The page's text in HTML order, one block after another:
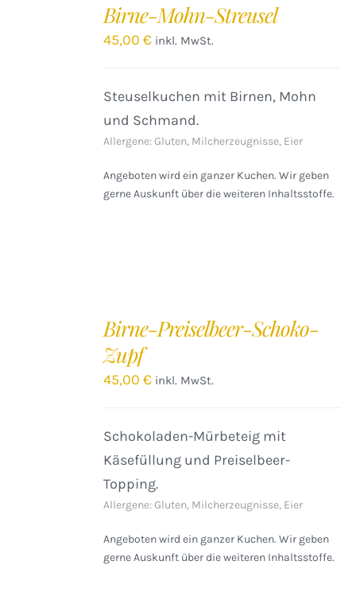
Birne-Mohn-Streusel
45,00€ inkl. MwSt.
Steuselkuchen mit Birnen, Mohn
und Schmand.
Allergene: Gluten, Milcherzeugnisse, Eier
Angeboten wird ein ganzer Kuchen. Wir geben
gerne Auskunft über die weiteren Inhaltsstoffe.
Birne-Preiselbeer-Schoko-
Zupf
45,00€ inkl. MwSt.
Schokoladen-Mürbeteig mit
Käsefüllung und Preiselbeer-
Topping.
Allergene: Gluten, Milcherzeugnisse, Eier
Angeboten wird ein ganzer Kuchen. Wir geben
gerne Auskunft über die weiteren Inhaltsstoffe.